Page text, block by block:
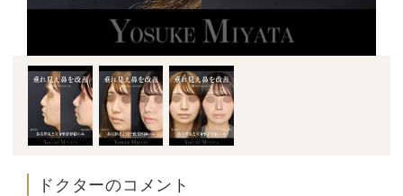
ドクターのコメント